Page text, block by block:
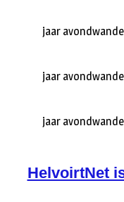
HelvoirtNet